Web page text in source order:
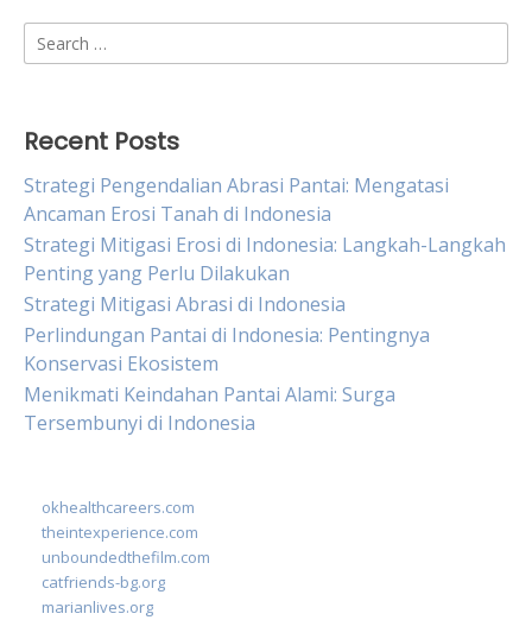
Search
for:
Recent Posts
Strategi Pengendalian Abrasi Pantai: Mengatasi
Ancaman Erosi Tanah di Indonesia
Strategi Mitigasi Erosi di Indonesia: Langkah-Langkah
Penting yang Perlu Dilakukan
Strategi Mitigasi Abrasi di Indonesia
Perlindungan Pantai di Indonesia: Pentingnya
Konservasi Ekosistem
Menikmati Keindahan Pantai Alami: Surga
Tersembunyi di Indonesia
okhealthcareers.com
theintexperience.com
unboundedthefilm.com
catfriends-bg.org
marianlives.org